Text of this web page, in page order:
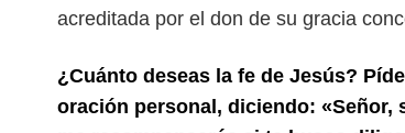
acreditada por el don de su gracia
¿Cuánto deseas la fe de Jesús?
oración personal, diciendo: «Señor,